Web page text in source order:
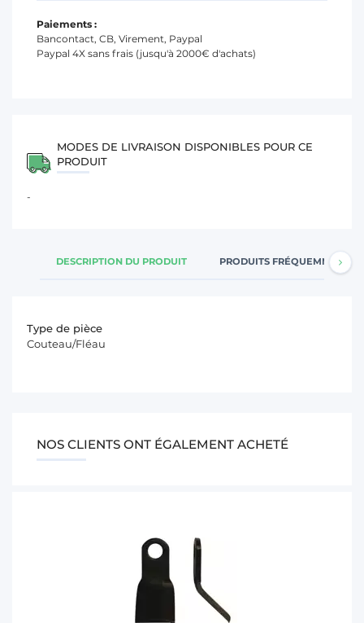
Paiements :
Bancontact, CB, Virement, Paypal
Paypal 4X sans frais (jusqu'à 2000€ d'achats)
MODES DE LIVRAISON DISPONIBLES POUR CE
PRODUIT
-
DESCRIPTION DU PRODUIT PRODUITS FRÉQUEMMENT
Type de pièce
Couteau/Fléau
NOS CLIENTS ONT ÉGALEMENT ACHETÉ